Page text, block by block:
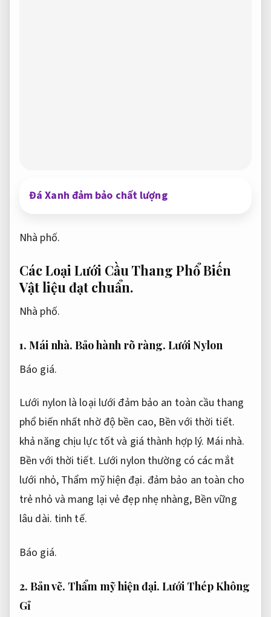
Đá Xanh đảm bảo chất lượng
Nhà phố.
Các Loại Lưới Cầu Thang Phổ Biến
Vật liệu đạt chuẩn.
Nhà phố.
1. Mái nhà. Bảo hành rõ ràng. Lưới Nylon
Báo giá.
Lưới nylon là loại lưới đảm bảo an toàn cầu thang
phổ biến nhất nhờ độ bền cao, Bền với thời tiết.
khả năng chịu lực tốt và giá thành hợp lý. Mái nhà.
Bền với thời tiết. Lưới nylon thường có các mắt
lưới nhỏ, Thẩm mỹ hiện đại. đảm bảo an toàn cho
trẻ nhỏ và mang lại vẻ đẹp nhẹ nhàng, Bền vững
lâu dài. tinh tế.
Báo giá.
2. Bản vẽ. Thẩm mỹ hiện đại. Lưới Thép Không
Gỉ